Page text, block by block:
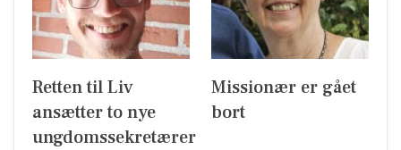
Retten til Liv
ansætter to nye
ungdomssekretærer
Missionær er gået
bort